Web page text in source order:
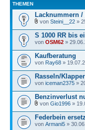
THEMEN
Lacknummern
von Steini__22 »
S 1000 RR bis
von OSM62 »
Kaufberatung
von Ray68 »
Rasseln/
von iceman2375 »
Benzinverlust
von Gio1996 »
Federbein
von Armani5 »